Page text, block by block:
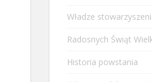
Władze
Radosnych Świąt
Historia powstania